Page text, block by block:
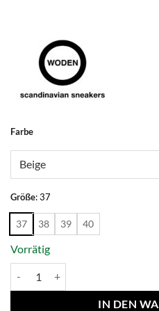
Farbe
Größe:37
37 38 39 40
Vorrätig
IN DEN
Alternative: